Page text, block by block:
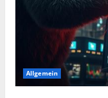
Allgemein